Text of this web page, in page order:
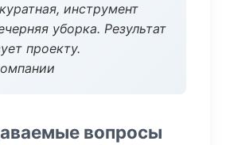
инструмент
уборка. Результат
проекту.
вопросы